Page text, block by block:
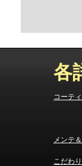
各
コーテ
メンテ
こだわ